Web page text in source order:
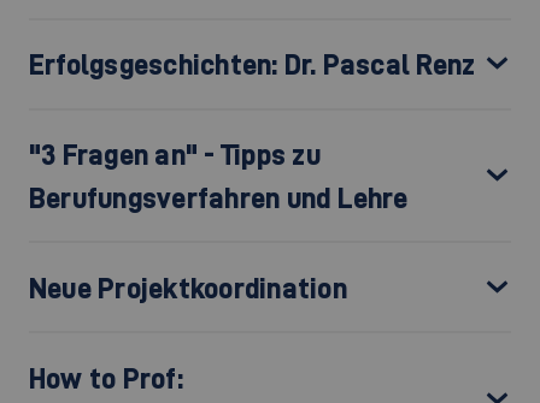
Erfolgsgeschichten: Dr. Pascal Renz
"3 Fragen an" - Tipps zu
Berufungsverfahren und Lehre
Neue Projektkoordination
How to Prof: